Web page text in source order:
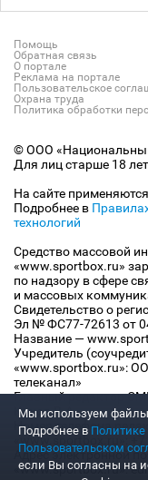
Помощь
Обратная связь
О портале
Реклама на портале
Пользовательское
Охрана труда
Политика обработки
© ООО
Для лиц старше 18 лет
На сайте
Подробнее в
технологий
Средство массовой
«www.sportbox.ru»
по надзору в сфере
и массовых
Свидетельство о
Эл № ФС77-72613 от
Название —
Учредитель
«www.sportbox.ru»:
телеканал»
Главный редактор
Конов В.А.
Номер телефона
«www.sportbox.ru»:
Адрес электронной
«www.sportbox.ru»:
Мы используем файлы
Подробнее в
Пользовательском
если Вы согласны на